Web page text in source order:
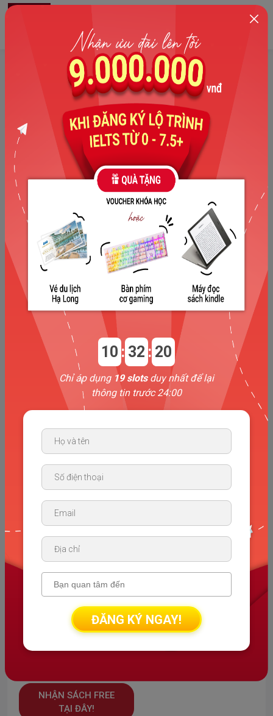
Sách>2000+ từ vựng IELTS Level từ B2 - C1 thuộc 11
chủ đề trong Tiếng Anh
2000+ từ vựng IELTS Level từ B2 - C1
thuộc 11 chủ đề trong Tiếng Anh
Từ vựng luôn là một trong những mấu chốt quan trọng
trong việc học Tiếng Anh nói chung & IELTS nói riêng. Với
2000+ từ vựng này, các bạn có thể đạt kết quả cao nhất
trong các kỳ thi Tiếng Anh sắp tới.
Thông tin về sách
chủ đề trong Tiếng Anh
Số trang: 142 trang
NHẬN SÁCH FREE
TẠI ĐÂY!
10 : 32 : 19
Chỉ áp dụng 19 slotsduy nhất để lại
thông tin trước 24:00
ĐĂNG KÝ NGAY!